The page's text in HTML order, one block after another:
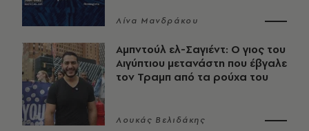
Λίνα Μανδράκου
Αμπντούλ ελ-Σαγιέντ: Ο γιος του
Αιγύπτιου μετανάστη που έβγαλε
τον Τραμπ από τα ρούχα του
Λουκάς Βελιδάκης